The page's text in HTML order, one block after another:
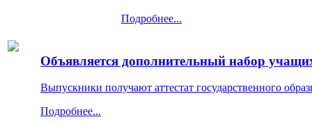
Подробнее...
Объявляется дополнительный набор
Выпускники получают аттестат государственного
Подробнее...